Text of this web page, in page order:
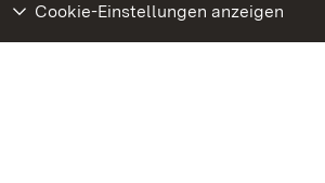
Cookie-Einstellungen anzeigen
Weiteres